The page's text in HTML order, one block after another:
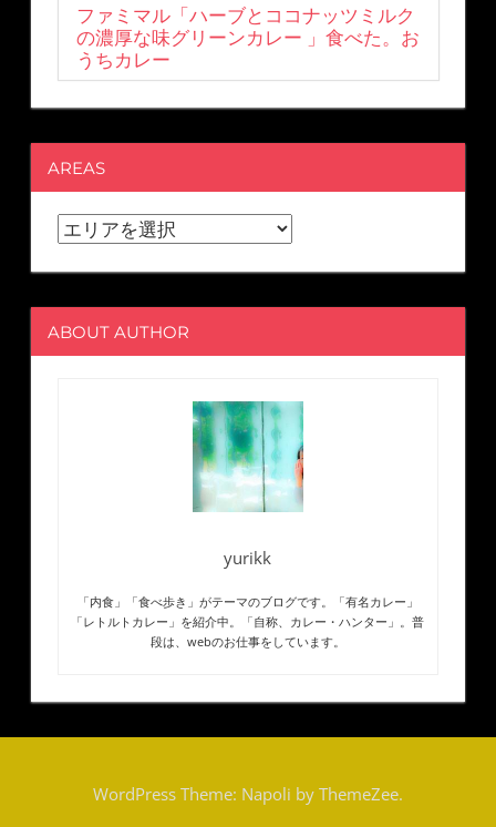
ファミマル「ハーブとココナッツミルク
の濃厚な味グリーンカレー 」食べた。お
うちカレー
AREAS
ABOUT AUTHOR
yurikk
「内食」「食べ歩き」がテーマのブログです。「有名カレー」
「レトルトカレー」を紹介中。「自称、カレー・ハンター」。普
段は、webのお仕事をしています。
WordPress Theme: Napoli by ThemeZee.